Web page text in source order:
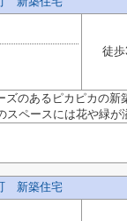
徒歩
のあるピカピカの新
スペースには花や緑が
新築住宅